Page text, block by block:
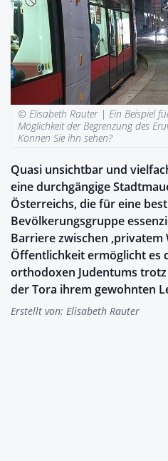
© Elisabeth Rauter | Ein Beispiel
Möglichkeit der Begrenzung des
Können Sie ihn sehen?
Quasi unsichtbar und
eine durchgängige
Österreichs, die für eine
Bevölkerungsgruppe
Barriere zwischen ‚privatem
Öffentlichkeit ermöglicht es
orthodoxen Judentums
der Tora ihrem gewohnten
Erstellt von: Elisabeth Rauter